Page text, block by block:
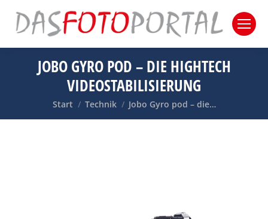
JOBO GYRO POD – DIE HIGHTECH
VIDEOSTABILISIERUNG
Sie befinden sich hier:
Start Technik Jobo Gyro pod – die…